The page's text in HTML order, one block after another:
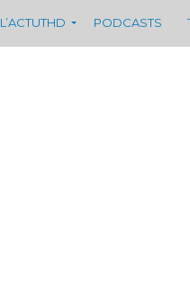
L’ACTUTHD PODCASTS